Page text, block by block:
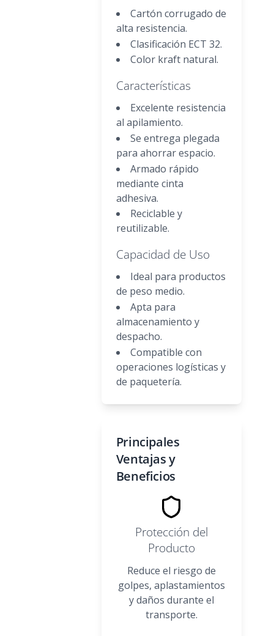
Cartón corrugado de
alta resistencia.
Clasificación ECT 32.
Color kraft natural.
Características
Excelente resistencia
al apilamiento.
Se entrega plegada
para ahorrar espacio.
Armado rápido
mediante cinta
adhesiva.
Reciclable y
reutilizable.
Capacidad de Uso
Ideal para productos
de peso medio.
Apta para
almacenamiento y
despacho.
Compatible con
operaciones logísticas y
de paquetería.
Principales
Ventajas y
Beneficios
Protección del
Producto
Reduce el riesgo de
golpes, aplastamientos
y daños durante el
transporte.